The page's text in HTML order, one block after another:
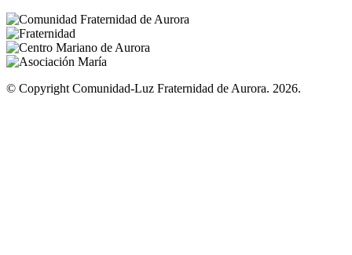
© Copyright Comunidad-Luz Fraternidad de Aurora. 2026.